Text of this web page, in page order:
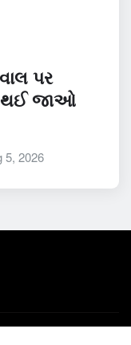
પર
થઈ જાઓ
5, 2026